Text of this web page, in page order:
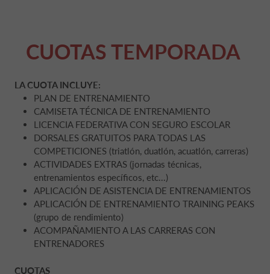
CUOTAS TEMPORADA
LA CUOTA INCLUYE:
PLAN DE ENTRENAMIENTO
CAMISETA TÉCNICA DE ENTRENAMIENTO
LICENCIA FEDERATIVA CON SEGURO ESCOLAR
DORSALES GRATUITOS PARA TODAS LAS
COMPETICIONES (triatlón, duatlón, acuatlón, carreras)
ACTIVIDADES EXTRAS (jornadas técnicas,
entrenamientos específicos, etc...)
APLICACIÓN DE ASISTENCIA DE ENTRENAMIENTOS
APLICACIÓN DE ENTRENAMIENTO TRAINING PEAKS
(grupo de rendimiento)
ACOMPAÑAMIENTO A LAS CARRERAS CON
ENTRENADORES
CUOTAS